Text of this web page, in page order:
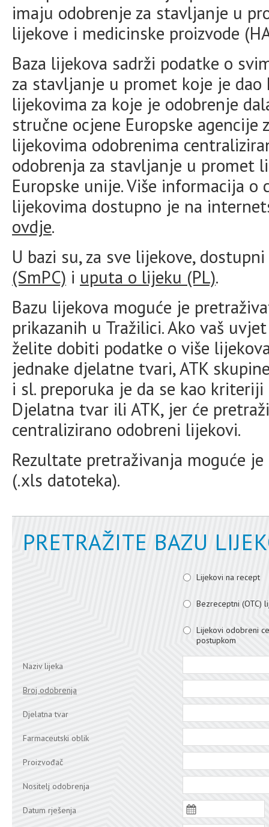
imaju odobrenje za stavljanje u
lijekove i medicinske proizvode
Baza lijekova sadrži podatke o
za stavljanje u promet koje je dao
lijekovima za koje je odobrenje
stručne ocjene Europske agencije
lijekovima odobrenima
odobrenja za stavljanje u promet
Europske unije. Više informacija
lijekovima dostupno je na
ovdje.
U bazi su, za sve lijekove, dostupni
(SmPC) i uputa o lijeku (PL).
Bazu lijekova moguće je
prikazanih u Tražilici. Ako vaš
želite dobiti podatke o više
jednake djelatne tvari, ATK
i sl. preporuka je da se kao
Djelatna tvar ili ATK, jer će
centralizirano odobreni lijekovi.
Rezultate pretraživanja moguće
(.xls datoteka).
PRETRAŽITE BAZU
Lijekovi na recept
Bezreceptni (OTC)
Lijekovi odobreni
postupkom
Naziv lijeka
Broj odobrenja
Djelatna tvar
Farmaceutski oblik
Proizvođač
Nositelj odobrenja
Datum rješenja